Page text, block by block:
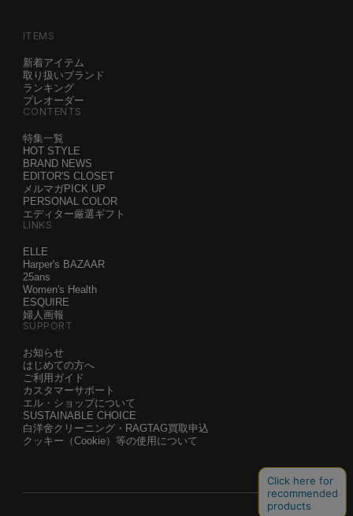
ITEMS
新着アイテム
取り扱いブランド
ランキング
プレオーダー
CONTENTS
特集一覧
HOT STYLE
BRAND NEWS
EDITOR'S CLOSET
メルマガPICK UP
PERSONAL COLOR
エディター厳選ギフト
LINKS
ELLE
Harper's BAZAAR
25ans
Women's Health
ESQUIRE
婦人画報
SUPPORT
お知らせ
はじめての方へ
ご利用ガイド
カスタマーサポート
エル・ショップについて
SUSTAINABLE CHOICE
白洋舍クリーニング・RAGTAG買取申込
クッキー（Cookie）等の使用について